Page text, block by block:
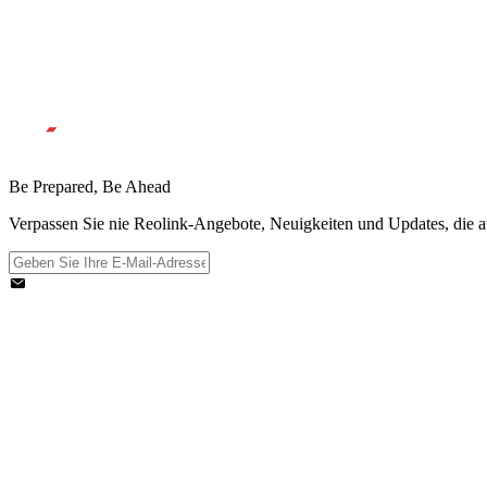
Be Prepared, Be Ahead
Verpassen Sie nie Reolink-Angebote, Neuigkeiten und Updates, die